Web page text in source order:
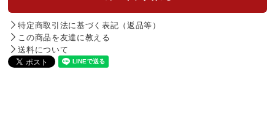
特定商取引法に基づく表記（返品等）
この商品を友達に教える
送料について